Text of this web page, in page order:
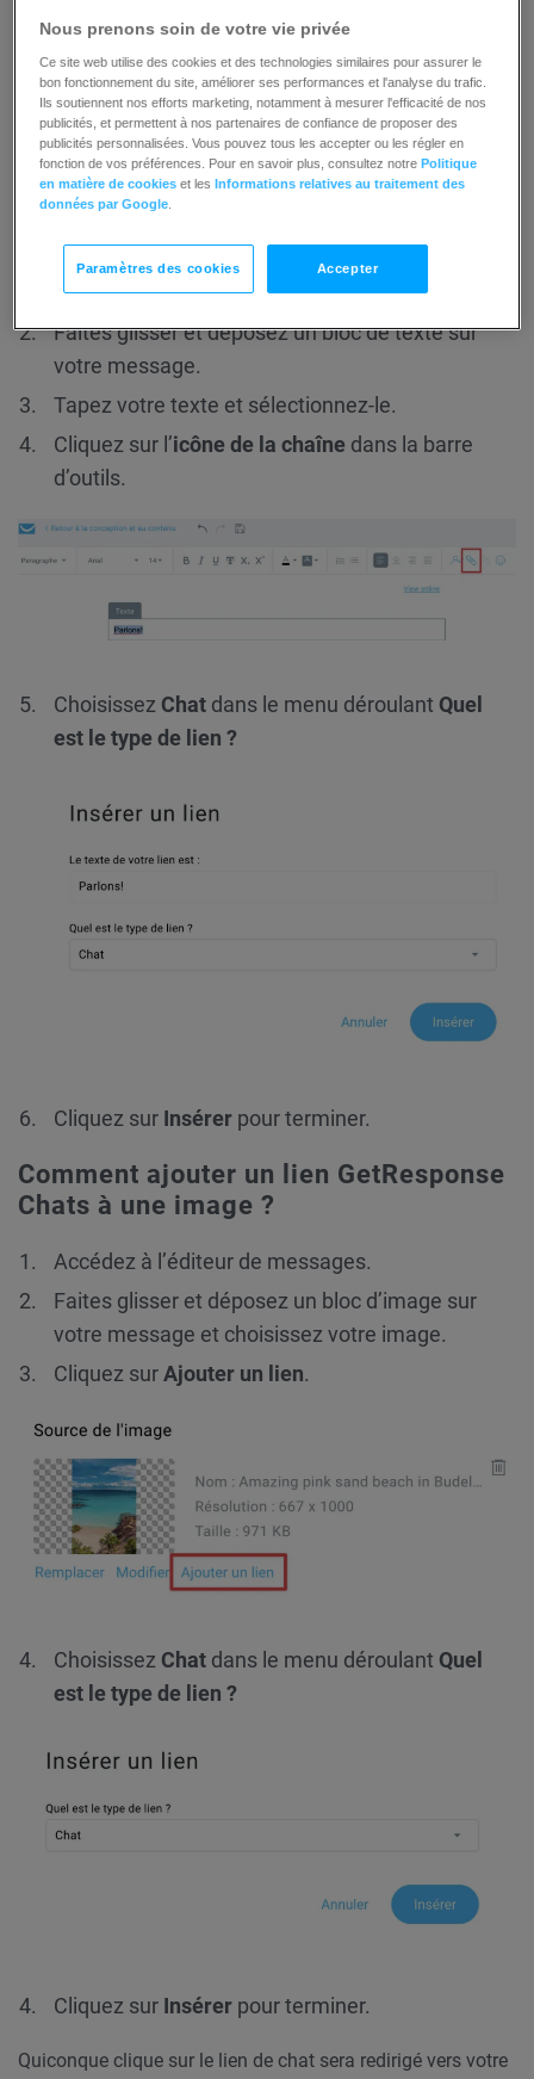
Comment ajouter un lien GetResponse
Chats à un fragment de texte ?
Accédez à l’éditeur de messages.
Faites glisser et déposez un bloc de texte sur
votre message.
Tapez votre texte et sélectionnez-le.
Cliquez sur l’icône de la chaîne dans la barre
d’outils.
Choisissez Chat dans le menu déroulant Quel
est le type de lien ?
Cliquez sur Insérer pour terminer.
Comment ajouter un lien GetResponse
Chats à une image ?
Accédez à l’éditeur de messages.
Faites glisser et déposez un bloc d’image sur
votre message et choisissez votre image.
Cliquez surAjouter un lien.
Choisissez Chat dans le menu déroulant Quel
est le type de lien ?
Cliquez sur Insérer pour terminer.
Quiconque clique sur le lien de chat sera redirigé vers votre
Nous prenons soin de votre vie privée
Ce site web utilise des cookies et des technologies similaires pour assurer le
bon fonctionnement du site, améliorer ses performances et l'analyse du trafic.
Ils soutiennent nos efforts marketing, notamment à mesurer l'efficacité de nos
publicités, et permettent à nos partenaires de confiance de proposer des
publicités personnalisées. Vous pouvez tous les accepter ou les régler en
fonction de vos préférences. Pour en savoir plus, consultez notrePolitique
en matière de cookies et lesInformations relatives au traitement des
données par Google
Paramètres des cookies Accepter